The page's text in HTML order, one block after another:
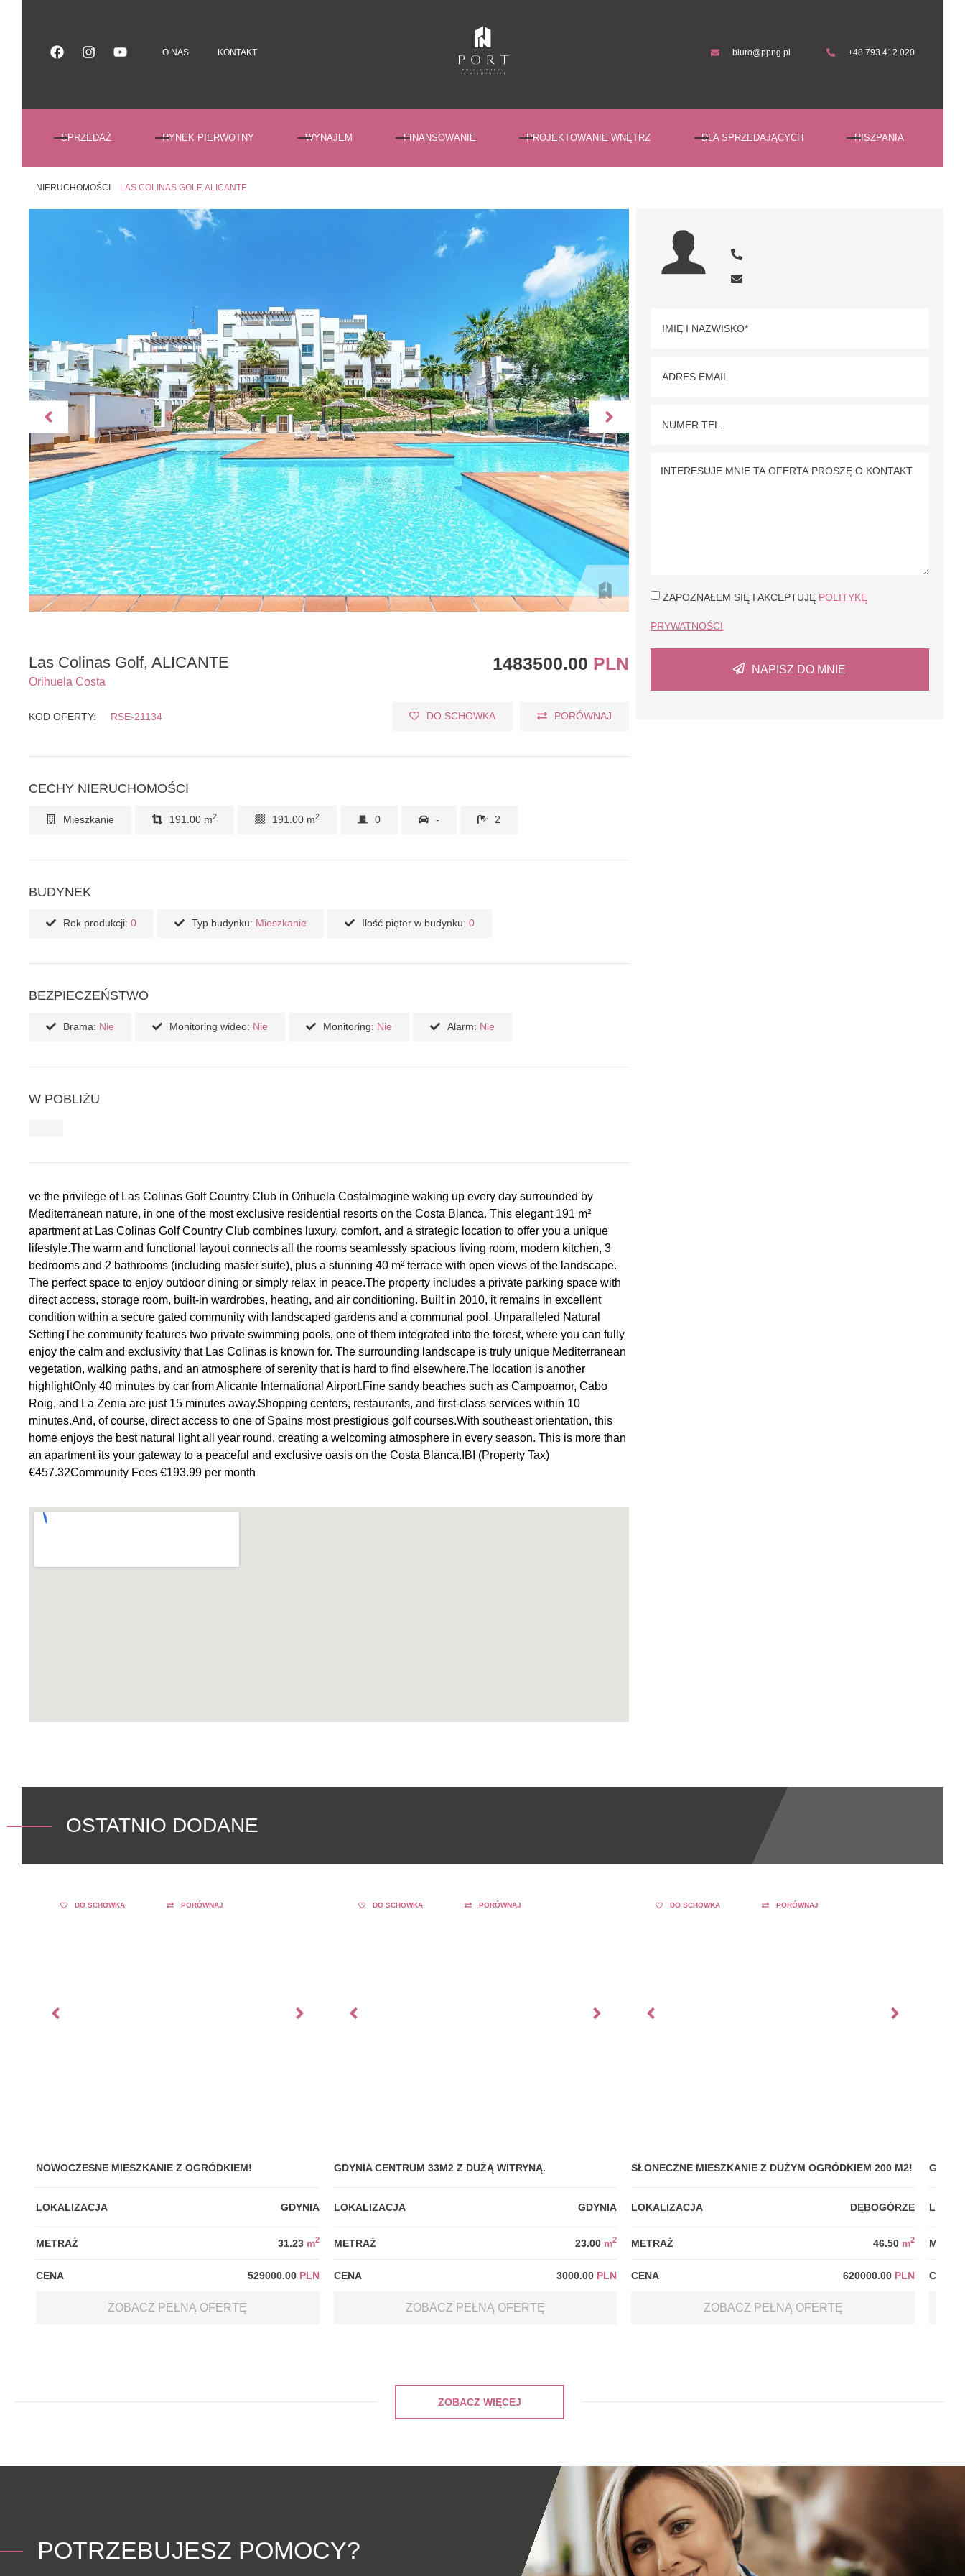
O NAS
KONTAKT biuro@ppng.pl +48 793 412 020
SPRZEDAŻ RYNEK PIERWOTNY WYNAJEM FINANSOWANIE PROJEKTOWANIE WNĘTRZ DLA SPRZEDAJĄCYCH HISZPANIA
NIERUCHOMOŚCI LAS COLINAS GOLF, ALICANTE
ZAPOZNAŁEM SIĘ I AKCEPTUJĘ POLITYKĘ
PRYWATNOŚCI
NAPISZ DO MNIE
Las Colinas Golf, ALICANTE 1483500.00 PLN
Orihuela Costa
KOD OFERTY: RSE-21134 DO SCHOWKA PORÓWNAJ
CECHY NIERUCHOMOŚCI
Mieszkanie 191.00 m2 191.00 m2 0 - 2
BUDYNEK
Rok produkcji: 0 Typ budynku: Mieszkanie Ilość pięter w budynku: 0
BEZPIECZEŃSTWO
Brama: Nie Monitoring wideo: Nie Monitoring: Nie Alarm: Nie
W POBLIŻU
ve the privilege of Las Colinas Golf Country Club in Orihuela CostaImagine waking up every day surrounded by
Mediterranean nature, in one of the most exclusive residential resorts on the Costa Blanca. This elegant 191 m²
apartment at Las Colinas Golf Country Club combines luxury, comfort, and a strategic location to offer you a unique
lifestyle.The warm and functional layout connects all the rooms seamlessly spacious living room, modern kitchen, 3
bedrooms and 2 bathrooms (including master suite), plus a stunning 40 m² terrace with open views of the landscape.
The perfect space to enjoy outdoor dining or simply relax in peace.The property includes a private parking space with
direct access, storage room, built-in wardrobes, heating, and air conditioning. Built in 2010, it remains in excellent
condition within a secure gated community with landscaped gardens and a communal pool. Unparalleled Natural
SettingThe community features two private swimming pools, one of them integrated into the forest, where you can fully
enjoy the calm and exclusivity that Las Colinas is known for. The surrounding landscape is truly unique Mediterranean
vegetation, walking paths, and an atmosphere of serenity that is hard to find elsewhere.The location is another
highlightOnly 40 minutes by car from Alicante International Airport.Fine sandy beaches such as Campoamor, Cabo
Roig, and La Zenia are just 15 minutes away.Shopping centers, restaurants, and first-class services within 10
minutes.And, of course, direct access to one of Spains most prestigious golf courses.With southeast orientation, this
home enjoys the best natural light all year round, creating a welcoming atmosphere in every season. This is more than
an apartment its your gateway to a peaceful and exclusive oasis on the Costa Blanca.IBI (Property Tax)
€457.32Community Fees €193.99 per month
OSTATNIO DODANE
DO SCHOWKA PORÓWNAJ
NOWOCZESNE MIESZKANIE Z OGRÓDKIEM!
LOKALIZACJA GDYNIA
METRAŻ 31.23 m2
CENA 529000.00 PLN
ZOBACZ PEŁNĄ OFERTĘ
DO SCHOWKA PORÓWNAJ
GDYNIA CENTRUM 33M2 Z DUŻĄ WITRYNĄ.
LOKALIZACJA GDYNIA
METRAŻ 23.00 m2
CENA 3000.00 PLN
ZOBACZ PEŁNĄ OFERTĘ
DO SCHOWKA PORÓWNAJ
SŁONECZNE MIESZKANIE Z DUŻYM OGRÓDKIEM 200 M2!
LOKALIZACJA DĘBOGÓRZE
METRAŻ 46.50 m2
CENA 620000.00 PLN
ZOBACZ PEŁNĄ OFERTĘ
CENA
ZOBACZ WIĘCEJ
POTRZEBUJESZ POMOCY?